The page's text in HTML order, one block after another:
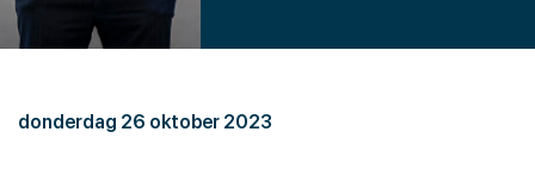
donderdag 26 oktober 2023